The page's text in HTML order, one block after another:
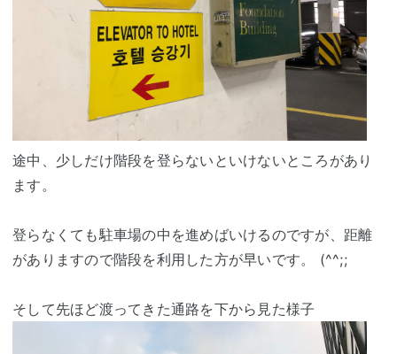
途中、少しだけ階段を登らないといけないところがあり
ます。
登らなくても駐車場の中を進めばいけるのですが、距離
がありますので階段を利用した方が早いです。 (^^;;
そして先ほど渡ってきた通路を下から見た様子